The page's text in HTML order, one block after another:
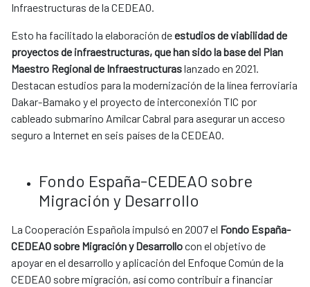
Infraestructuras de la CEDEAO.
Esto ha facilitado la elaboración deestudios de viabilidad de
proyectos de infraestructuras, que han sido la base del Plan
Maestro Regional de Infraestructuraslanzado en 2021.
Destacan estudios para la modernización de la línea ferroviaria
Dakar-Bamako y el proyecto de interconexión TIC por
cableado submarino Amílcar Cabral para asegurar un acceso
seguro a Internet en seis países de la CEDEAO.
Fondo España-CEDEAO sobre
Migración y Desarrollo
La Cooperación Española impulsó en 2007 el Fondo España-
CEDEAO sobre Migración y Desarrollocon el objetivo de
apoyar en el desarrollo y aplicación del Enfoque Común de la
CEDEAO sobre migración, así como contribuir a financiar